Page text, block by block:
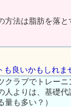
方法は脂肪を落
も良いかもしれま
クラブでトレー
人よりは、基礎
も多い？）